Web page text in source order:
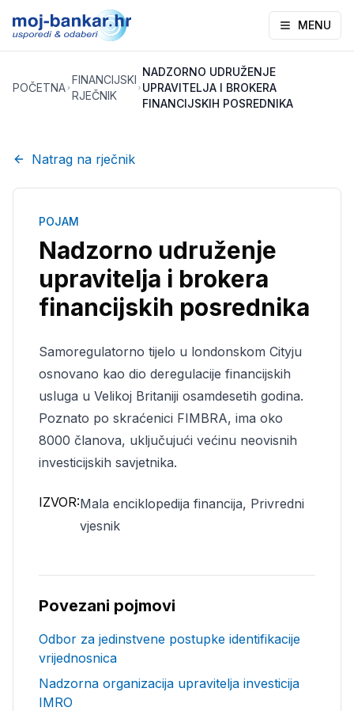
MENU
POČETNA
FINANCIJSKI
RJEČNIK
NADZORNO UDRUŽENJE
UPRAVITELJA I BROKERA
FINANCIJSKIH POSREDNIKA
Natrag na rječnik
POJAM
Nadzorno udruženje
upravitelja i brokera
financijskih posrednika
Samoregulatorno tijelo u londonskom Cityju
osnovano kao dio deregulacije financijskih
usluga u Velikoj Britaniji osamdesetih godina.
Poznato po skraćenici FIMBRA, ima oko
8000 članova, uključujući većinu neovisnih
investicijskih savjetnika.
IZVOR:Mala enciklopedija financija, Privredni
vjesnik
Povezani pojmovi
Odbor za jedinstvene postupke identifikacije
vrijednosnica
Nadzorna organizacija upravitelja investicija
IMRO